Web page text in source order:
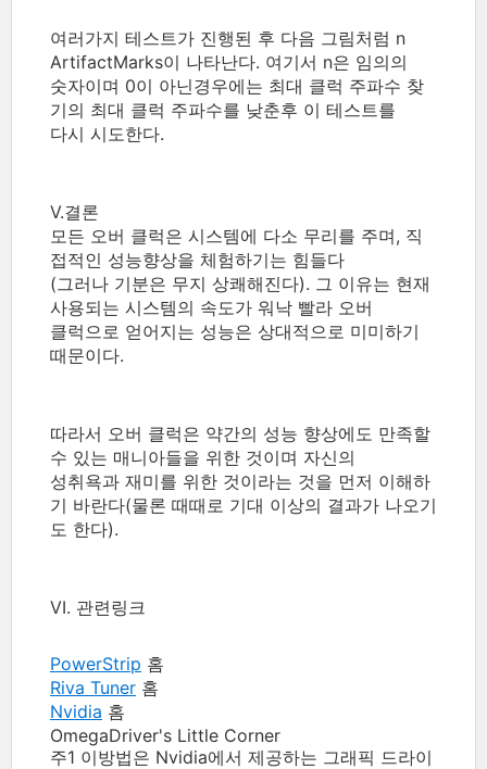
여러가지 테스트가 진행된 후 다음 그림처럼 n
ArtifactMarks이 나타난다. 여기서 n은 임의의
숫자이며 0이 아닌경우에는 최대 클럭 주파수 찾
기의 최대 클럭 주파수를 낮춘후 이 테스트를
다시 시도한다.
V.결론
모든 오버 클럭은 시스템에 다소 무리를 주며, 직
접적인 성능향상을 체험하기는 힘들다
(그러나 기분은 무지 상쾌해진다). 그 이유는 현재
사용되는 시스템의 속도가 워낙 빨라 오버
클럭으로 얻어지는 성능은 상대적으로 미미하기
때문이다.
따라서 오버 클럭은 약간의 성능 향상에도 만족할
수 있는 매니아들을 위한 것이며 자신의
성취욕과 재미를 위한 것이라는 것을 먼저 이해하
기 바란다(물론 때때로 기대 이상의 결과가 나오기
도 한다).
VI. 관련링크
PowerStrip 홈
Riva Tuner 홈
Nvidia 홈
OmegaDriver's Little Corner
주1 이방법은 Nvidia에서 제공하는 그래픽 드라이